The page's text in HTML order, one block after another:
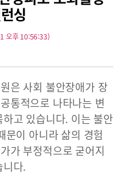
싱
오후 10:56:33)
은 사회 불안장애가 장
통적으로 나타나는 변
고 있습니다. 이는 불안
문이 아니라 삶의 경험
가 부정적으로 굳어지
다.